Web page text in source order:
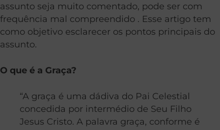
assunto seja muito comentado, pode ser com
frequência mal compreendido . Esse artigo tem
como objetivo esclarecer os pontos principais do
assunto.
O que é a Graça?
“A graça é uma dádiva do Pai Celestial
concedida por intermédio de Seu Filho
Jesus Cristo. A palavra graça, conforme é